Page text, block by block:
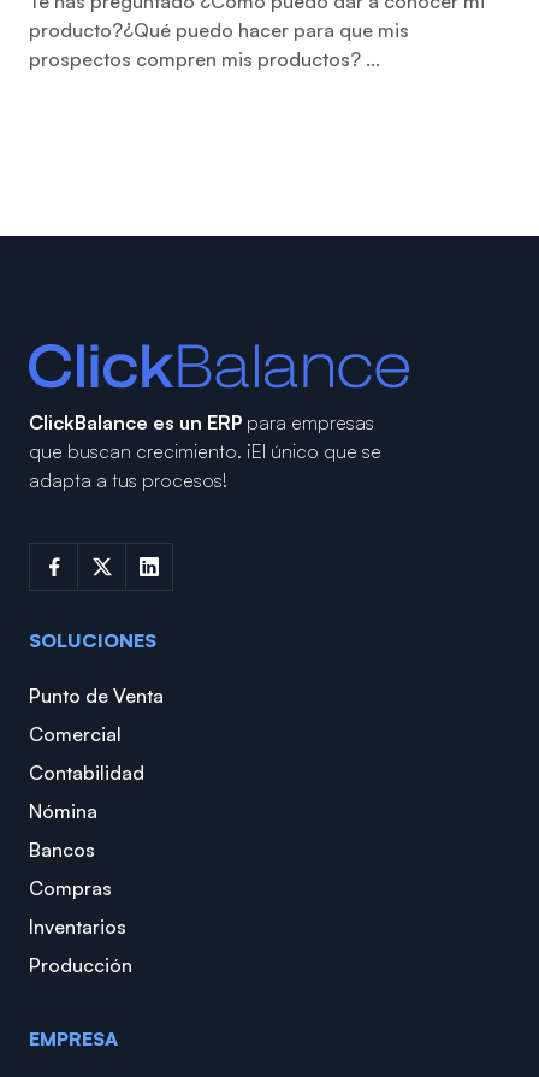
producto?¿Qué puedo hacer para que mis
prospectos compren mis productos? ...
ClickBalance es un ERP para empresas
que buscan crecimiento. ¡El único que se
adapta a tus procesos!
SOLUCIONES
Punto de Venta
Comercial
Contabilidad
Nómina
Bancos
Compras
Inventarios
Producción
EMPRESA